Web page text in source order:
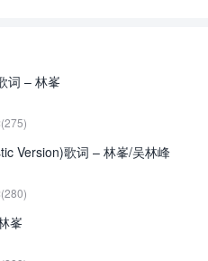
词 – 林峯
Version)歌词 – 林峯/吴林峰
峯